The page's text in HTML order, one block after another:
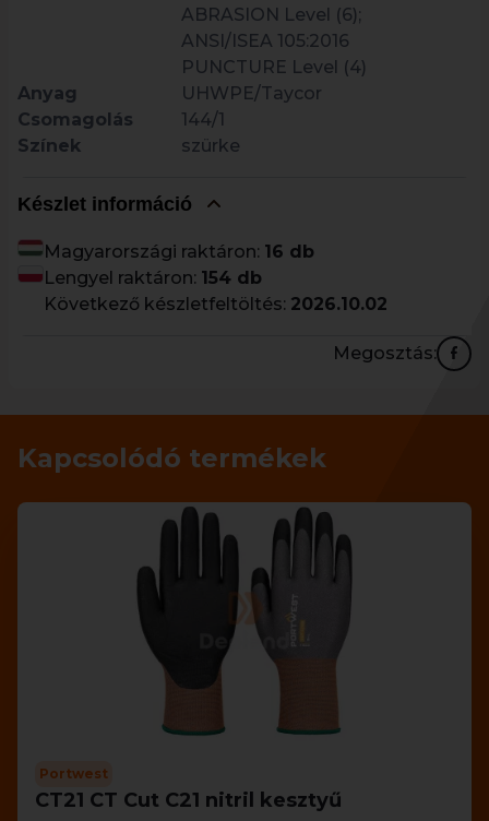
ABRASION Level (6);
ANSI/ISEA 105:2016
PUNCTURE Level (4)
Anyag
UHWPE/Taycor
Csomagolás
144/1
Színek
szürke
Készlet információ
Magyarországi raktáron: 16 db
Lengyel raktáron: 154 db
Következő készletfeltöltés: 2026.10.02
Megosztás:
Kapcsolódó termékek
Portwest
CT21 CT Cut C21 nitril kesztyű